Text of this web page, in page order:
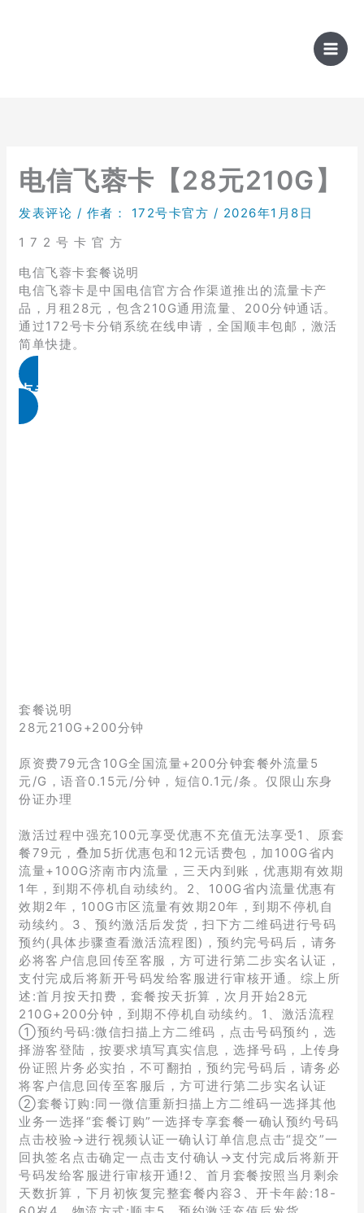
电信飞蓉卡【28元210G】
发表评论 / 作者： 172号卡官方 / 2026年1月8日
1 7 2 号 卡 官 方
电信飞蓉卡套餐说明
电信飞蓉卡是中国电信官方合作渠道推出的流量卡产
品，月租28元，包含210G通用流量、200分钟通话。
通过172号卡分销系统在线申请，全国顺丰包邮，激活
简单快捷。
点击免费领取
套餐说明
28元210G+200分钟
原资费79元含10G全国流量+200分钟套餐外流量5
元/G，语音0.15元/分钟，短信0.1元/条。仅限山东身
份证办理
激活过程中强充100元享受优惠不充值无法享受1、原套
餐79元，叠加5折优惠包和12元话费包，加100G省内
流量+100G济南市内流量，三天内到账，优惠期有效期
1年，到期不停机自动续约。2、100G省内流量优惠有
效期2年，100G市区流量有效期20年，到期不停机自
动续约。3、预约激活后发货，扫下方二维码进行号码
预约(具体步骤查看激活流程图)，预约完号码后，请务
必将客户信息回传至客服，方可进行第二步实名认证，
支付完成后将新开号码发给客服进行审核开通。综上所
述:首月按天扣费，套餐按天折算，次月开始28元
210G+200分钟，到期不停机自动续约。1、激活流程
①预约号码:微信扫描上方二维码，点击号码预约，选
择游客登陆，按要求填写真实信息，选择号码，上传身
份证照片务必实拍，不可翻拍，预约完号码后，请务必
将客户信息回传至客服后，方可进行第二步实名认证
②套餐订购:同一微信重新扫描上方二维码一选择其他
业务一选择“套餐订购”一选择专享套餐一确认预约号码
点击校验→进行视频认证一确认订单信息点击“提交”一
回执签名点击确定一点击支付确认→支付完成后将新开
号码发给客服进行审核开通!2、首月套餐按照当月剩余
天数折算，下月初恢复完整套餐内容3、开卡年龄:18-